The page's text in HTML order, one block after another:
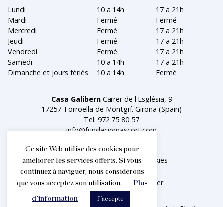
Lundi
10 a 14h
17 a 21h
Mardi
Fermé
Fermé
Mercredi
Fermé
17 a 21h
Jeudi
Fermé
17 a 21h
Vendredi
Fermé
17 a 21h
Samedi
10 a 14h
17 a 21h
Dimanche et jours fériés
10 a 14h Fermé
Casa GalibernCarrer de l'Església, 9
17257 Torroella de Montgrí. Girona (Spain)
Tel. 972 75 80 57
info@fundaciomascort.com
Aviso legal Política de cookies
Facebook Instagram Twitter
Ce site Web utilise des cookies pour
améliorer les services offerts. Si vous
continuez à naviguer, nous considérons
que vous acceptez son utilisation.
Plus
d'information J'accepte